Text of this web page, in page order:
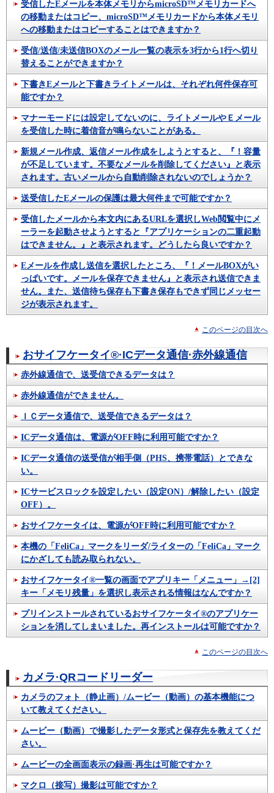
受信したEメールを本体メモリからmicroSD™メモリカードへ
の移動またはコピー、microSD™メモリカードから本体メモリ
への移動またはコピーすることはできますか？
受信/送信/未送信BOXのメール一覧の表示を3行から1行へ切り
替えることができますか？
下書きEメールと下書きライトメールは、それぞれ何件保存可
能ですか？
マナーモードには設定してないのに、ライトメールやＥメール
を受信した時に着信音が鳴らないことがある。
新規メール作成、返信メール作成をしようとすると、『！容量
が不足しています。不要なメールを削除してください』と表示
されます。古いメールから自動削除されないのでしょうか？
送受信したEメールの保護は最大何件まで可能ですか？
受信したメールから本文内にあるURLを選択しWeb閲覧中にメ
ーラーを起動させようとすると『アプリケーションの二重起動
はできません。』と表示されます。どうしたら良いですか？
Eメールを作成し送信を選択したところ、『！メールBOXがい
っぱいです。メールを保存できません』と表示され送信できま
せん。また、送信待ち保存も下書き保存もできず同じメッセー
ジが表示されます。
このページの目次へ
おサイフケータイ®·ICデータ通信·赤外線通信
赤外線通信で、送受信できるデータは？
赤外線通信ができません。
ＩＣデータ通信で、送受信できるデータは？
ICデータ通信は、電源がOFF時に利用可能ですか？
ICデータ通信の送受信が相手側（PHS、携帯電話）とできな
い。
ICサービスロックを設定したい（設定ON）/解除したい（設定
OFF）。
おサイフケータイは、電源がOFF時に利用可能ですか？
本機の「FeliCa」マークをリーダ/ライターの「FeliCa」マーク
にかざしても読み取られない。
おサイフケータイ®一覧の画面でアプリキー「メニュー」→[2]
キー「メモリ残量」を選択し表示される情報はなんですか？
プリインストールされているおサイフケータイ®のアプリケー
ションを消してしまいました。再インストールは可能ですか？
このページの目次へ
カメラ·QRコードリーダー
カメラのフォト（静止画）/ムービー（動画）の基本機能につ
いて教えてください。
ムービー（動画）で撮影したデータ形式と保存先を教えてくだ
さい。
ムービーの全画面表示の録画·再生は可能ですか？
マクロ（接写）撮影は可能ですか？